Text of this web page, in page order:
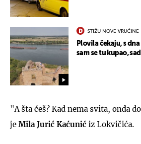
STIŽU NOVE VRUĆINE
Plovila čekaju, s
sam se tu kupao,
"A šta ćeš? Kad nema svita, onda
je Mila Jurić Kaćunić iz Lokvičića.